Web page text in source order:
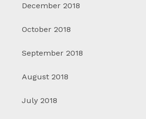
December 2018
October 2018
September 2018
August 2018
July 2018